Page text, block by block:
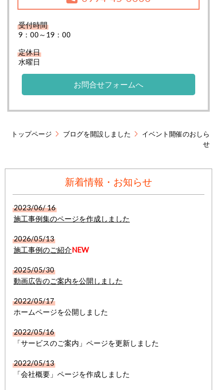
受付時間
9：00～19：00
定休日
水曜日
お問合せフォームへ
トップページ ブログを開設しました
イベント開催のおしら
せ
新着情報・お知らせ
2023/06/ 16
施工事例集のページを作成しました
2026/05/13
施工事例のご紹介NEW
2025/05/30
動画広告のご案内を公開しました
2022/05/17
ホームページを公開しました
2022/05/16
「サービスのご案内」ページを更新しました
2022/05/13
「会社概要」ページを作成しました